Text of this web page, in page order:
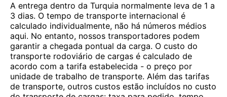
A entrega dentro da Turquia normalmente leva de 1 a
3 dias. O tempo de transporte internacional é
calculado individualmente, não há números médios
aqui. No entanto, nossos transportadores podem
garantir a chegada pontual da carga. O custo do
transporte rodoviário de cargas é calculado de
acordo com a tarifa estabelecida - o preço por
unidade de trabalho de transporte. Além das tarifas
de transporte, outros custos estão incluídos no custo